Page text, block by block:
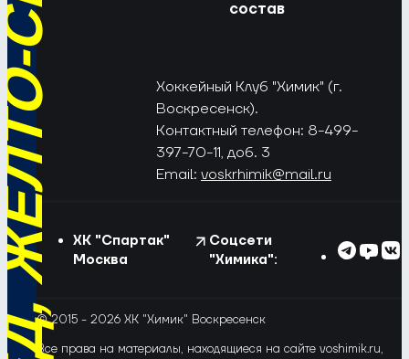
состав
Хоккейный Клуб "Химик" (г.
Воскресенск).
Контактный телефон: 8-499-
397-70-11, доб. 3
Email: voskrhimik@mail.ru
ХК "Спартак"
Москва
Соцсети
"Химика":
© 2015 - 2026 ХК "Химик" Воскресенск
Все права на материалы, находящиеся на сайте voshimik.ru,